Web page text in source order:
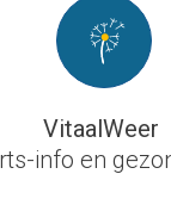
VitaalWeer
info en